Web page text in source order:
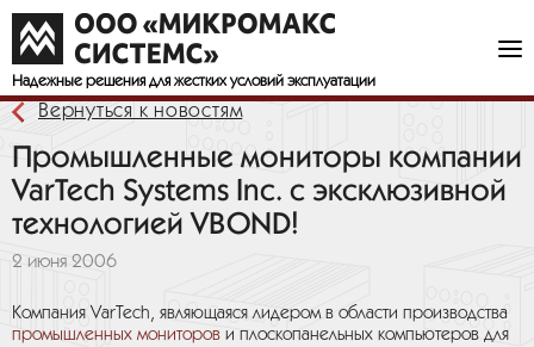
Надежные решения для жестких условий эксплуатации
Вернуться к новостям
Промышленные мониторы компании
VarTech Systems Inc. с эксклюзивной
технологией VBOND!
2 июня 2006
Компания VarTech, являющаяся лидером в области производства
промышленных мониторов и плоскопанельных компьютеров для